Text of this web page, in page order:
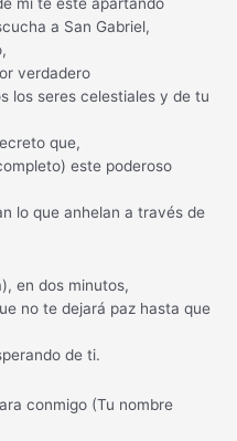
mi te este apartando
a San Gabriel,
verdadero
los seres celestiales y de tu
que,
este poderoso
lo que anhelan a través de
en dos minutos,
no te dejará paz hasta que
de ti.
conmigo (Tu nombre